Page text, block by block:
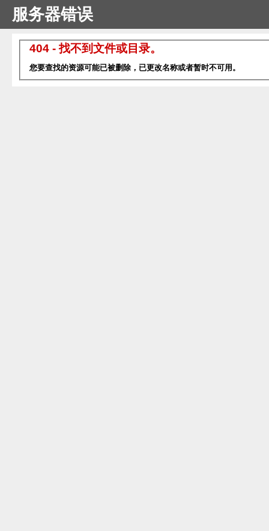
服务器错误
404 - 找不到文件或目录。
您要查找的资源可能已被删除，已更改名称或者暂时不可用。